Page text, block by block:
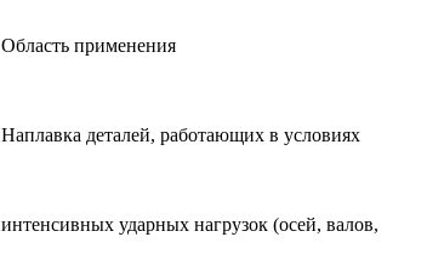
Область применения
Наплавка деталей, работающих в условиях
интенсивных ударных нагрузок (осей, валов,